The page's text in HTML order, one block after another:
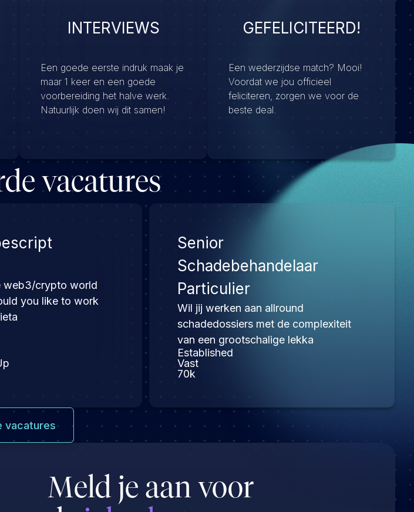
INTERVIEWS
Een goede eerste indruk maak je
maar 1 keer en een goede
voorbereiding het halve werk.
Natuurlijk doen wij dit samen!
GEFELICITEERD!
Een wederzijdse match? Mooi!
Voordat we jou officieel
feliciteren, zorgen we voor de
beste deal.
vacatures
web3/crypto world
you like to work
Senior
Schadebehandelaar
Particulier
Wil jij werken aan allround
schadedossiers met de complexiteit
van een grootschalige lekka
Established
Vast
70k
vacatures
Meld je aan voor